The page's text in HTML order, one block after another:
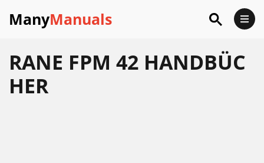
ManyManuals
RANE FPM 42 HANDBÜC
HER